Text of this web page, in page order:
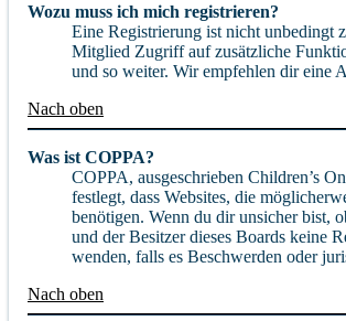
Wozu muss ich mich registrieren?
Eine Registrierung ist nicht unbedingt
Mitglied Zugriff auf zusätzliche
und so weiter. Wir empfehlen dir eine
Nach oben
Was ist COPPA?
COPPA, ausgeschrieben Children’s
festlegt, dass Websites, die
benötigen. Wenn du dir unsicher bist,
und der Besitzer dieses Boards keine
wenden, falls es Beschwerden oder
Nach oben